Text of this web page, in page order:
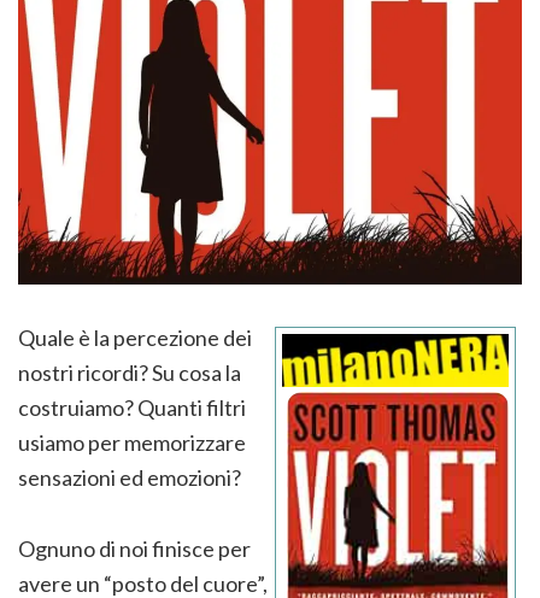
Quale è la percezione dei
nostri ricordi? Su cosa la
costruiamo? Quanti filtri
usiamo per memorizzare
sensazioni ed emozioni?
Ognuno di noi finisce per
avere un “posto del cuore”,